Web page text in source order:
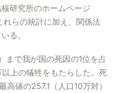
研究所のホームページ
れらの統計に加え、関係法
る。
で我が国の死因の1位を占
上の犠牲をもたらした。死
値の257.1（人口10万対）